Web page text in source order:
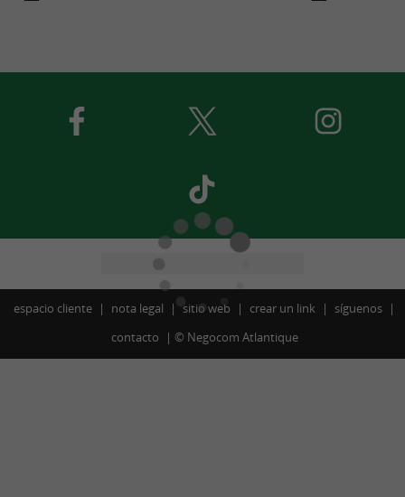
espacio cliente nota legal sitio web crear un link
síguenos
contacto
© Negocom Atlantique